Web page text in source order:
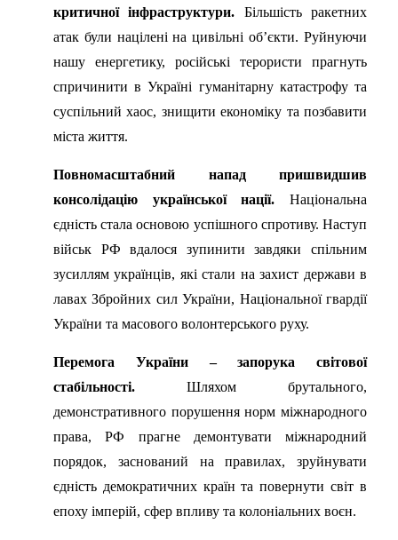
критичної інфраструктури. Більшість ракетних
атак були націлені на цивільні об’єкти. Руйнуючи
нашу енергетику, російські терористи прагнуть
спричинити в Україні гуманітарну катастрофу та
суспільний хаос, знищити економіку та позбавити
міста життя.
Повномасштабний напад пришвидшив
консолідацію української нації. Національна
єдність стала основою успішного спротиву. Наступ
військ РФ вдалося зупинити завдяки спільним
зусиллям українців, які стали на захист держави в
лавах Збройних сил України, Національної гвардії
України та масового волонтерського руху.
Перемога України – запорука світової
стабільності. Шляхом брутального,
демонстративного порушення норм міжнародного
права, РФ прагне демонтувати міжнародний
порядок, заснований на правилах, зруйнувати
єдність демократичних країн та повернути світ в
епоху імперій, сфер впливу та колоніальних воєн.